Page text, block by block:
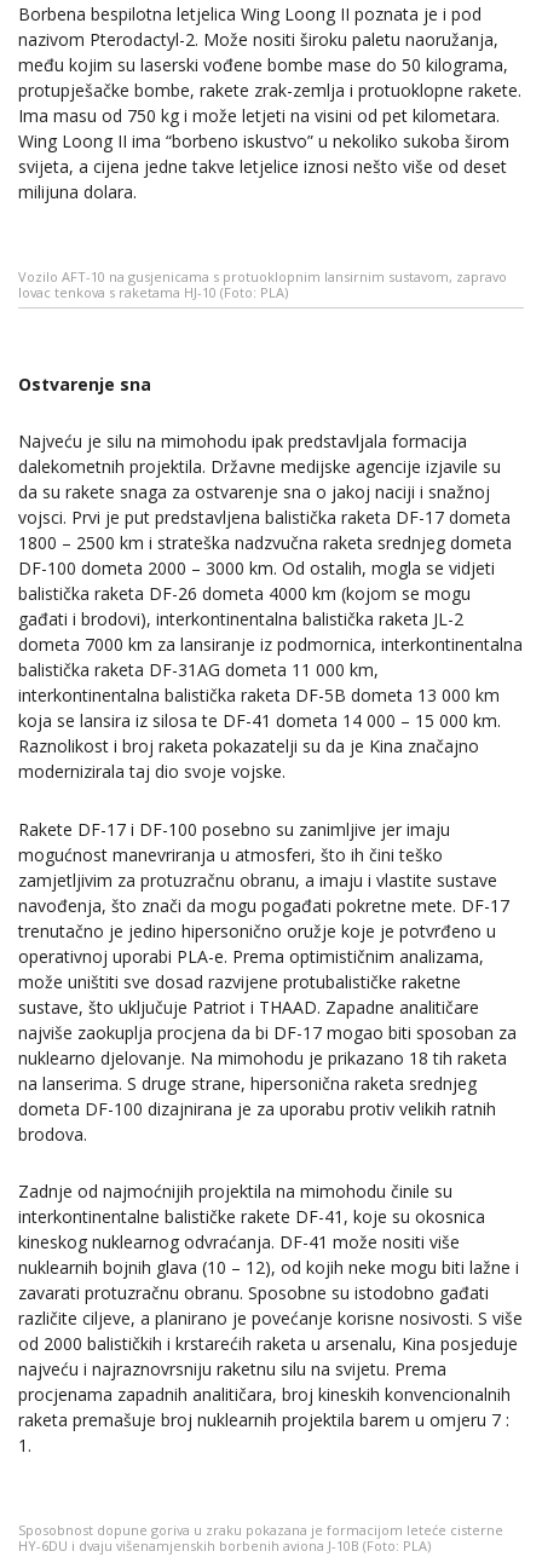
Borbena bespilotna letjelica Wing Loong II poznata je i pod
nazivom Pterodactyl-2. Može nositi široku paletu naoružanja,
među kojim su laserski vođene bombe mase do 50 kilograma,
protupješačke bombe, rakete zrak-zemlja i protuoklopne rakete.
Ima masu od 750 kg i može letjeti na visini od pet kilometara.
Wing Loong II ima “borbeno iskustvo” u nekoliko sukoba širom
svijeta, a cijena jedne takve letjelice iznosi nešto više od deset
milijuna dolara.
Vozilo AFT-10 na gusjenicama s protuoklopnim lansirnim sustavom, zapravo
lovac tenkova s raketama HJ-10 (Foto: PLA)
Ostvarenje sna
Najveću je silu na mimohodu ipak predstavljala formacija
dalekometnih projektila. Državne medijske agencije izjavile su
da su rakete snaga za ostvarenje sna o jakoj naciji i snažnoj
vojsci. Prvi je put predstavljena balistička raketa DF-17 dometa
1800 – 2500 km i strateška nadzvučna raketa srednjeg dometa
DF-100 dometa 2000 – 3000 km. Od ostalih, mogla se vidjeti
balistička raketa DF-26 dometa 4000 km (kojom se mogu
gađati i brodovi), interkontinentalna balistička raketa JL-2
dometa 7000 km za lansiranje iz podmornica, interkontinentalna
balistička raketa DF-31AG dometa 11 000 km,
interkontinentalna balistička raketa DF-5B dometa 13 000 km
koja se lansira iz silosa te DF-41 dometa 14 000 – 15 000 km.
Raznolikost i broj raketa pokazatelji su da je Kina značajno
modernizirala taj dio svoje vojske.
Rakete DF-17 i DF-100 posebno su zanimljive jer imaju
mogućnost manevriranja u atmosferi, što ih čini teško
zamjetljivim za protuzračnu obranu, a imaju i vlastite sustave
navođenja, što znači da mogu pogađati pokretne mete. DF-17
trenutačno je jedino hipersonično oružje koje je potvrđeno u
operativnoj uporabi PLA-e. Prema optimističnim analizama,
može uništiti sve dosad razvijene protubalističke raketne
sustave, što uključuje Patriot i THAAD. Zapadne analitičare
najviše zaokuplja procjena da bi DF-17 mogao biti sposoban za
nuklearno djelovanje. Na mimohodu je prikazano 18 tih raketa
na lanserima. S druge strane, hipersonična raketa srednjeg
dometa DF-100 dizajnirana je za uporabu protiv velikih ratnih
brodova.
Zadnje od najmoćnijih projektila na mimohodu činile su
interkontinentalne balističke rakete DF-41, koje su okosnica
kineskog nuklearnog odvraćanja. DF-41 može nositi više
nuklearnih bojnih glava (10 – 12), od kojih neke mogu biti lažne i
zavarati protuzračnu obranu. Sposobne su istodobno gađati
različite ciljeve, a planirano je povećanje korisne nosivosti. S više
od 2000 balističkih i krstarećih raketa u arsenalu, Kina posjeduje
najveću i najraznovrsniju raketnu silu na svijetu. Prema
procjenama zapadnih analitičara, broj kineskih konvencionalnih
raketa premašuje broj nuklearnih projektila barem u omjeru 7 :
1.
Sposobnost dopune goriva u zraku pokazana je formacijom leteće cisterne
HY-6DU i dvaju višenamjenskih borbenih aviona J-10B (Foto: PLA)